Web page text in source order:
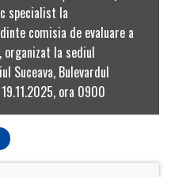
specialist la
comisia de evaluare a
organizat la sediul
Suceava, Bulevardul
ora 0900